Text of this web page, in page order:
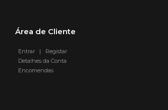
Área de Cliente
Entrar | Registar
Detalhes da Conta
Encomendas